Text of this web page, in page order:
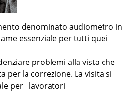
denominato audiometro in
essenziale per tutti quei
problemi alla vista che
per la correzione. La visita si
per i lavoratori